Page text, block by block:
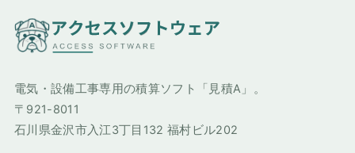
電気・設備工事専用の積算ソフト「見積A」。
〒921-8011
石川県金沢市入江3丁目132 福村ビル202